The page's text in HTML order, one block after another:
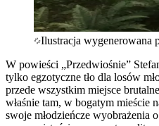
Ilustracja wygenerowana
W powieści „Przedwiośnie”
tylko egzotyczne tło dla losów
przede wszystkim miejsce
właśnie tam, w bogatym mieście
swoje młodzieńcze wyobrażenia